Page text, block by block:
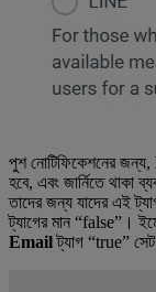
পুশ নোটিফিকেশনের জন্য,
হবে, এবং জার্নিতে থাকা
তাদের জন্য যাদের এই
ট্যাগের মান “false”।
Emailট্যাগ “true” সেট